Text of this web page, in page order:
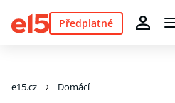
Předplatné
e15.cz Domácí